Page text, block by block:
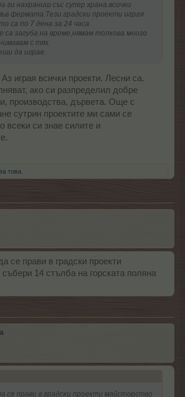
ги нахраниш със супер храна.всички
фермата.Тези градски проекти играя
са по 7 дена за 24 часа.
са загуба на време,нямам толкова много
с тях.
да играе.
играя всички проекти. Лесни са.
ако си разпределил добре
производства, дървета. Още с
сутрин проектите ми сами се
всеки си знае силите и
това.
се прави в градски проекти
14 стълба на горската поляна
се прави в градски проекти майсторство